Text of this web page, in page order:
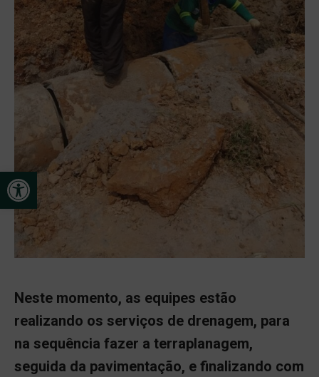
Open toolbar
Neste momento, as equipes estão
realizando os serviços de drenagem, para
na sequência fazer a terraplanagem,
seguida da pavimentação, e finalizando com